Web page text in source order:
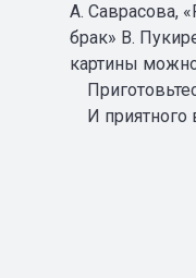
А. Саврасова,
брак» В.
картины
И приятного